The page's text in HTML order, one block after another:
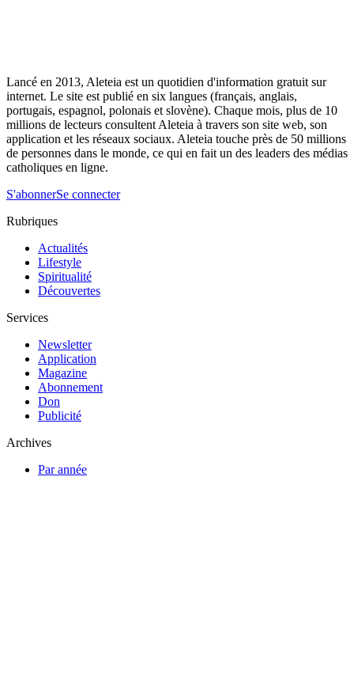
Lancé en 2013, Aleteia est un quotidien d'information gratuit sur
internet. Le site est publié en six langues (français, anglais,
portugais, espagnol, polonais et slovène). Chaque mois, plus de 10
millions de lecteurs consultent Aleteia à travers son site web, son
application et les réseaux sociaux. Aleteia touche près de 50 millions
de personnes dans le monde, ce qui en fait un des leaders des médias
catholiques en ligne.
S'abonnerSe connecter
Rubriques
Actualités
Lifestyle
Spiritualité
Découvertes
Services
Newsletter
Application
Magazine
Abonnement
Don
Publicité
Archives
Par année